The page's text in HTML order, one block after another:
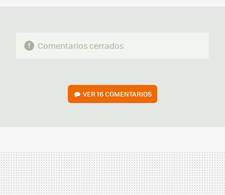
Comentarios cerrados
VER16 COMENTARIOS